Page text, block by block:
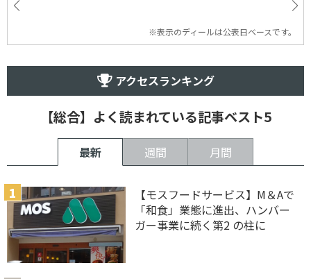
※表示のディールは公表日ベースです。
アクセスランキング
【総合】よく読まれている記事ベスト5
最新 週間 月間
【モスフードサービス】M＆Aで
「和食」業態に進出、ハンバー
ガー事業に続く第2 の柱に